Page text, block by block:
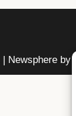
| Newsphereby